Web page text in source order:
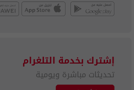
إشترك بخدمة التلغرام
تحديثات مباشرة ويومية